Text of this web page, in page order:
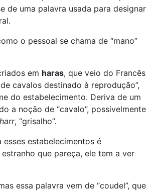
de uma palavra usada para designar
o pessoal se chama de “mano”
em haras, que veio do Francês
cavalos destinado à reprodução”,
do estabelecimento. Deriva de um
a noção de “cavalo”, possivelmente
harr, “grisalho”.
esses estabelecimentos é
estranho que pareça, ele tem a ver
essa palavra vem de “coudel”, que